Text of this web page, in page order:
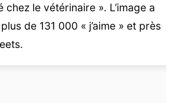
chez le vétérinaire ». L’image a
de 131 000 « j’aime » et près